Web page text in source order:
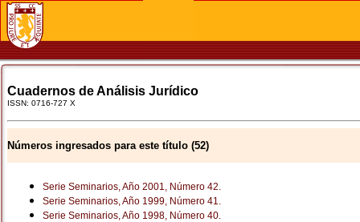
Cuadernos de Análisis Jurídico
ISSN: 0716-727 X
Números ingresados para este título (52)
Serie Seminarios, Año 2001, Número 42.
Serie Seminarios, Año 1999, Número 41.
Serie Seminarios, Año 1998, Número 40.